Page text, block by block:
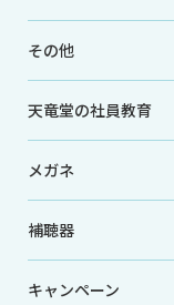
その他
天竜堂の社員教育
メガネ
補聴器
キャンペーン